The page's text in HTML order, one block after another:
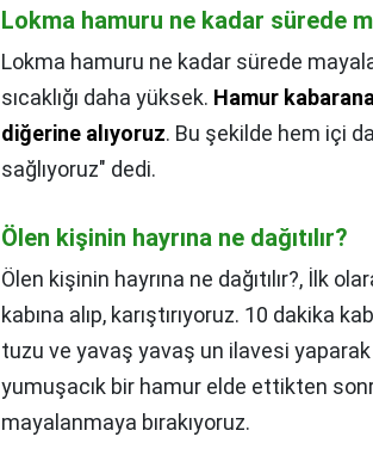
Lokma hamuru ne kadar sürede
Lokma hamuru ne kadar sürede
sıcaklığı daha yüksek. Hamur
diğerine alıyoruz. Bu şekilde hem içi
sağlıyoruz" dedi.
Ölen kişinin hayrına ne dağıtılır?
Ölen kişinin hayrına ne dağıtılır?, İlk
kabına alıp, karıştırıyoruz. 10 dakika
tuzu ve yavaş yavaş un ilavesi
yumuşacık bir hamur elde ettikten
mayalanmaya bırakıyoruz.